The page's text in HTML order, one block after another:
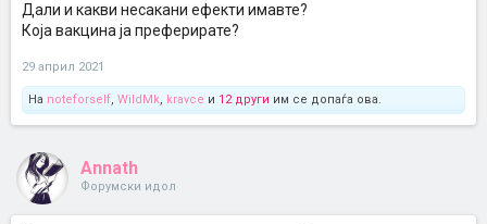
Дали и какви несакани ефекти имавте?
Која вакцина ја преферирате?
29 април 2021
На noteforself, WildMk, kravce и 12 други им се допаѓа ова.
Annath
Форумски идол